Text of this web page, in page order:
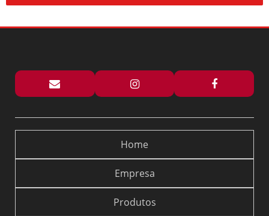
BOX FLEX PARA BANHEIRO PREÇO E DICAS DE COMPRA
BOX FLEX PARA BANHEIRO PREÇO: DESCUBRA AS MELHORES OPÇÕES E
BOX PARA BANHEIRO ARTICULADO: 5 DICAS ESSENCIAIS
BOX PARA BANHEIRO ARTICULADO: COMO ESCOLHER O MODELO IDEAL
BOX PARA BANHEIRO DE ABRIR É A ESCOLHA IDEAL PARA OTIMIZAR
ESPAÇO E ESTILO NO SEU BANHEIRO
BOX PARA BANHEIRO DE ABRIR: COMO ESCOLHER O MODELO IDEAL PARA
Home
Empresa
Produtos